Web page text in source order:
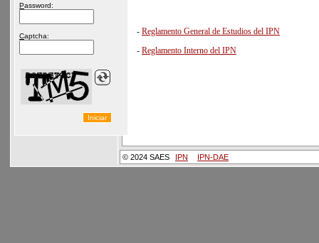
- Reglamento General de Estudios del IPN
- Reglamento Interno del IPN
Password:
Captcha:
© 2024 SAES IPN IPN-DAE